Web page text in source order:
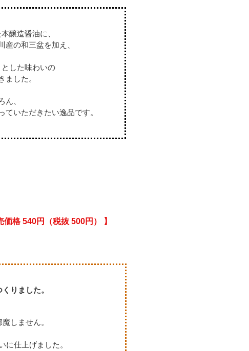
醸造醤油に、
の和三盆を加え、
した味わいの
ました。
ん、
いただきたい逸品です。
格 540円（税抜 500円） 】
りました。
しません。
に仕上げました。